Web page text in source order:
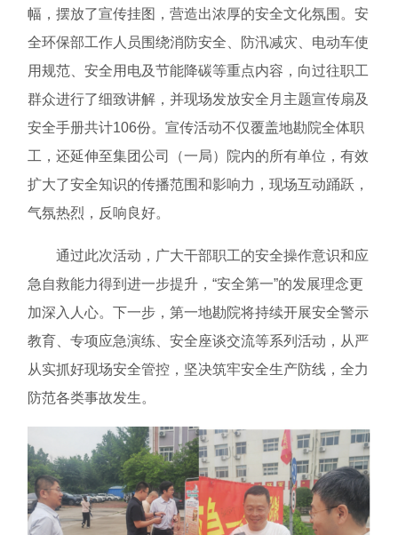
幅，摆放了宣传挂图，营造出浓厚的安全文化氛围。安
全环保部工作人员围绕消防安全、防汛减灾、电动车使
用规范、安全用电及节能降碳等重点内容，向过往职工
群众进行了细致讲解，并现场发放安全月主题宣传扇及
安全手册共计106份。宣传活动不仅覆盖地勘院全体职
工，还延伸至集团公司（一局）院内的所有单位，有效
扩大了安全知识的传播范围和影响力，现场互动踊跃，
气氛热烈，反响良好。
通过此次活动，广大干部职工的安全操作意识和应
急自救能力得到进一步提升，“安全第一”的发展理念更
加深入人心。下一步，第一地勘院将持续开展安全警示
教育、专项应急演练、安全座谈交流等系列活动，从严
从实抓好现场安全管控，坚决筑牢安全生产防线，全力
防范各类事故发生。